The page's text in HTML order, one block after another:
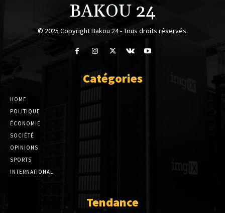
BAKOU 24
© 2025 Copyright Bakou 24 - Tous droits réservés.
Catégories
HOME
POLITIQUE
ÉCONOMIE
SOCIÉTÉ
OPINIONS
SPORTS
INTERNATIONAL
Tendance